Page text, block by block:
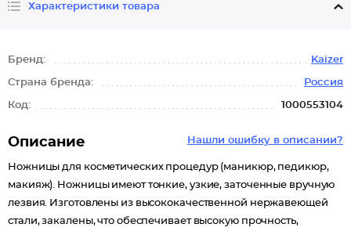
Характеристики товара
Бренд: Kaizer
Страна бренда: Россия
Код: 1000553104
Нашли ошибку в описании?
Описание
Ножницы для косметических процедур (маникюр, педикюр,
макияж). Ножницы имеют тонкие, узкие, заточенные вручную
лезвия. Изготовлены из высококачественной нержавеющей
стали, закалены, что обеспечивает высокую прочность,